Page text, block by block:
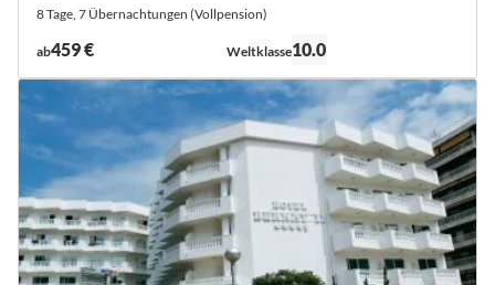
8 Tage, 7 Übernachtungen (Vollpension)
ab459 € Bewertung:
Weltklasse10.0